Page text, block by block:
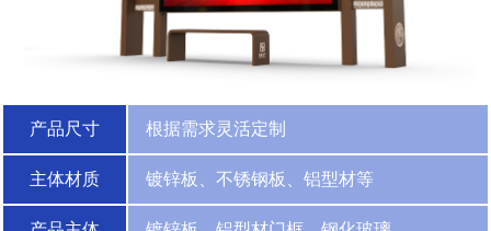
产品尺寸 根据需求灵活定制
主体材质 镀锌板、不锈钢板、铝型材等